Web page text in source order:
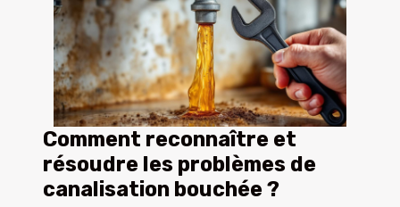
Comment reconnaître et
résoudre les problèmes de
canalisation bouchée ?